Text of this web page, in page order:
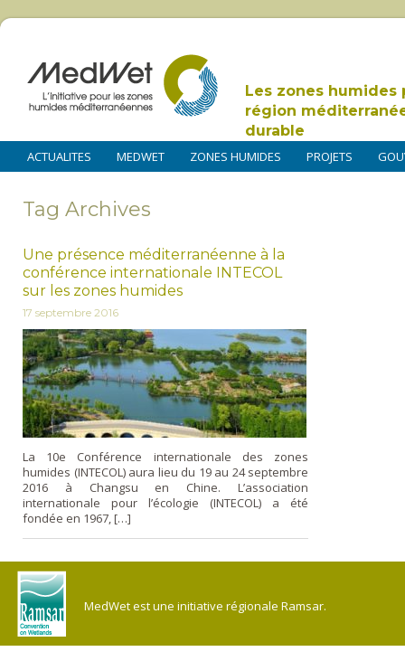
Les zones humides
région
durable
ACTUALITES MEDWET ZONES HUMIDES PROJETS
Tag Archives
Une présence méditerranéenne à la
conférence internationale INTECOL
sur les zones humides
17 septembre 2016
La 10e Conférence internationale des zones
humides (INTECOL) aura lieu du 19 au 24 septembre
2016 à Changsu en Chine. L’association
internationale pour l’écologie (INTECOL) a été
fondée en 1967, […]
MedWet est une initiative régionale Ramsar.